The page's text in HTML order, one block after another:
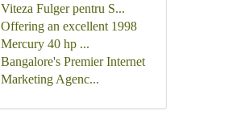
Viteza Fulger pentru S...
Offering an excellent 1998
Mercury 40 hp ...
Bangalore's Premier Internet
Marketing Agenc...